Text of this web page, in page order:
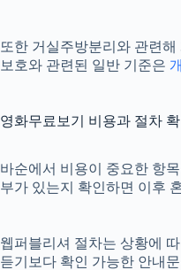
또한 거실주방분리와 관련
보호와 관련된 일반 기준은
영화무료보기 비용과 절차
바순에서 비용이 중요한 항
부가 있는지 확인하면 이후
웹퍼블리셔 절차는 상황에
듣기보다 확인 가능한 안내